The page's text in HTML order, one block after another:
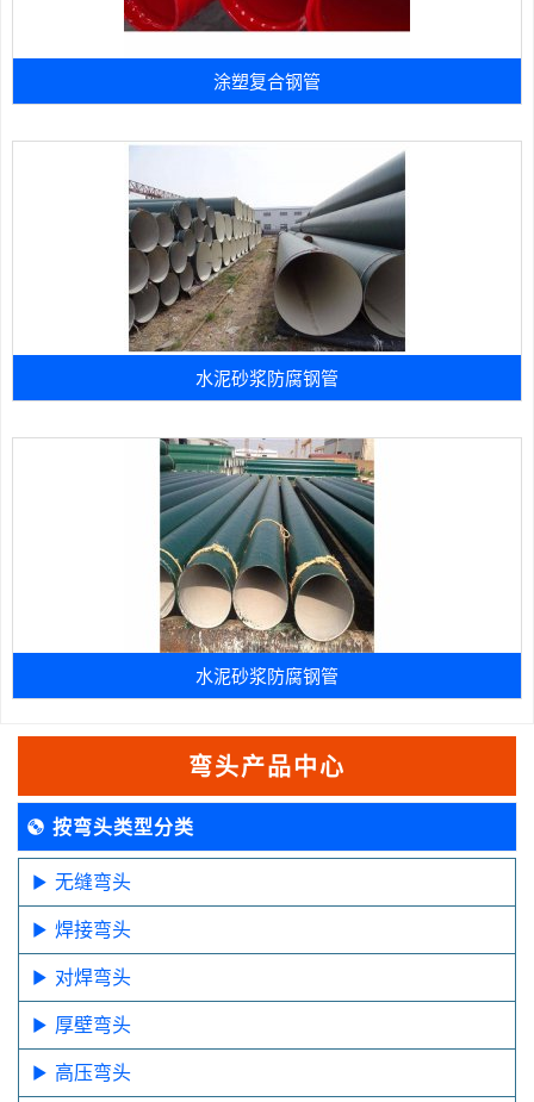
涂塑复合钢管
水泥砂浆防腐钢管
水泥砂浆防腐钢管
弯头产品中心
按弯头类型分类
无缝弯头
焊接弯头
对焊弯头
厚壁弯头
高压弯头